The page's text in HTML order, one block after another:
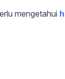
mengetahui